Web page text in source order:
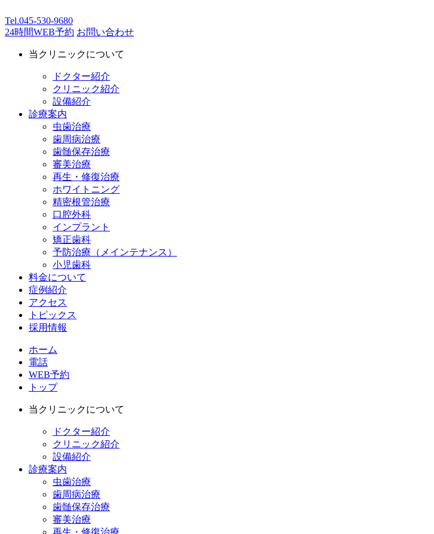
Tel.045-530-9680
24時間WEB予約 お問い合わせ
当クリニックについて
ドクター紹介
クリニック紹介
設備紹介
診療案内
虫歯治療
歯周病治療
歯髄保存治療
審美治療
再生・修復治療
ホワイトニング
精密根管治療
口腔外科
インプラント
矯正歯科
予防治療（メインテナンス）
小児歯科
料金について
症例紹介
アクセス
トピックス
採用情報
ホーム
電話
WEB予約
トップ
当クリニックについて
ドクター紹介
クリニック紹介
設備紹介
診療案内
虫歯治療
歯周病治療
歯髄保存治療
審美治療
再生・修復治療